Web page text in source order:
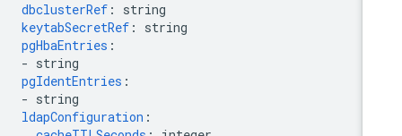
dbclusterRef: string
keytabSecretRef: string
pgHbaEntries
- string
pgIdentEntries
- string
ldapConfiguration